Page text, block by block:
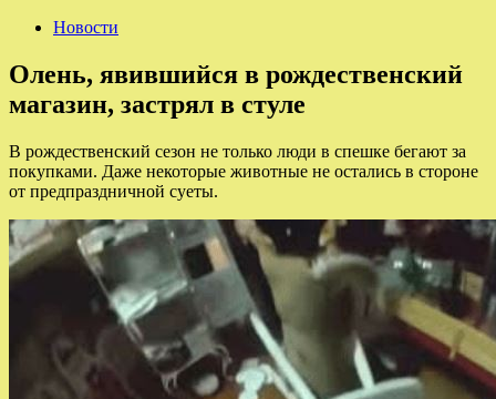
Новости
Олень, явившийся в рождественский
магазин, застрял в стуле
В рождественский сезон не только люди в спешке бегают за
покупками. Даже некоторые животные не остались в стороне
от предпраздничной суеты.